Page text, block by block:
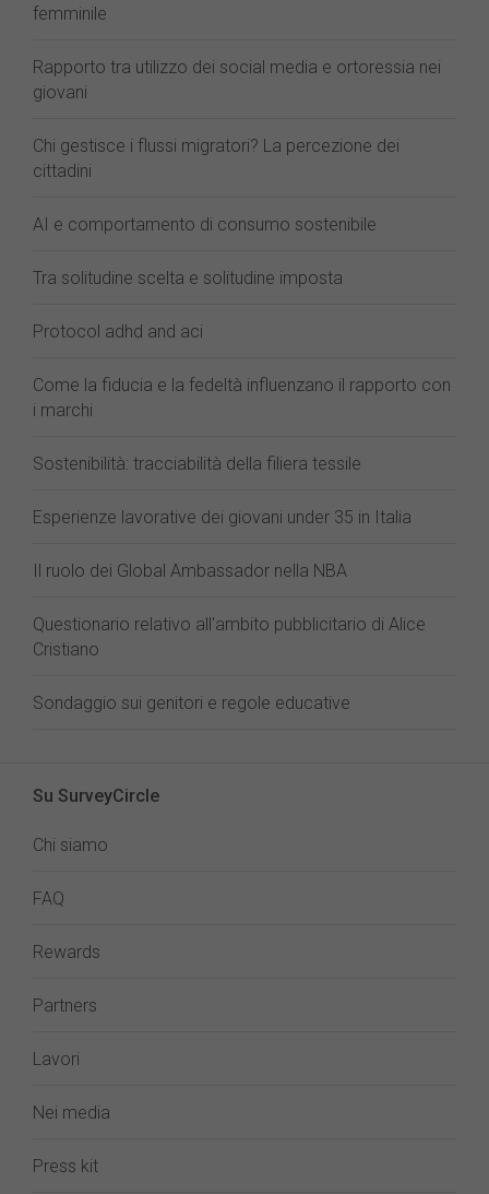
femminile
Rapporto tra utilizzo dei social media e ortoressia nei
giovani
Chi gestisce i flussi migratori? La percezione dei
cittadini
AI e comportamento di consumo sostenibile
Tra solitudine scelta e solitudine imposta
Protocol adhd and aci
Come la fiducia e la fedeltà influenzano il rapporto con
i marchi
Sostenibilità: tracciabilità della filiera tessile
Esperienze lavorative dei giovani under 35 in Italia
Il ruolo dei Global Ambassador nella NBA
Questionario relativo all'ambito pubblicitario di Alice
Cristiano
Sondaggio sui genitori e regole educative
Su SurveyCircle
Chi siamo
FAQ
Rewards
Partners
Lavori
Nei media
Press kit